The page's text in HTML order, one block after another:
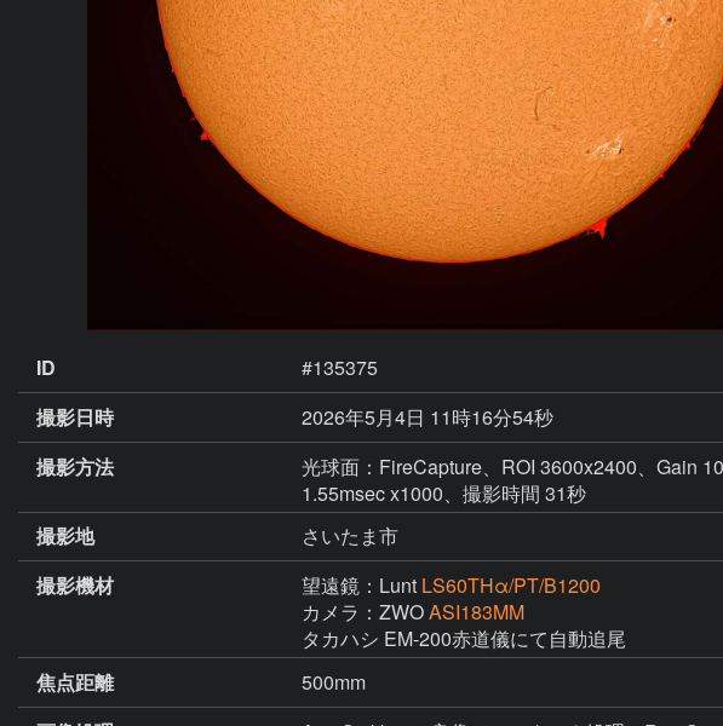
ID
#135375
撮影日時
2026年5月4日 11時16分54秒
撮影方法
光球面：FireCapture、ROI 3600x2400、Gain
1.55msec x1000、撮影時間 31秒
撮影地
さいたま市
撮影機材
望遠鏡：Lunt LS60THα/PT/B1200
カメラ：ZWOASI183MM
タカハシ EM-200赤道儀にて自動追尾
焦点距離
500mm